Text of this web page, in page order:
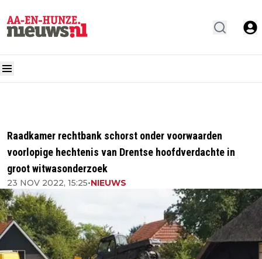
Raadkamer rechtbank schorst onder voorwaarden
voorlopige hechtenis van Drentse hoofdverdachte in
groot witwasonderzoek
23 NOV 2022, 15:25•NIEUWS